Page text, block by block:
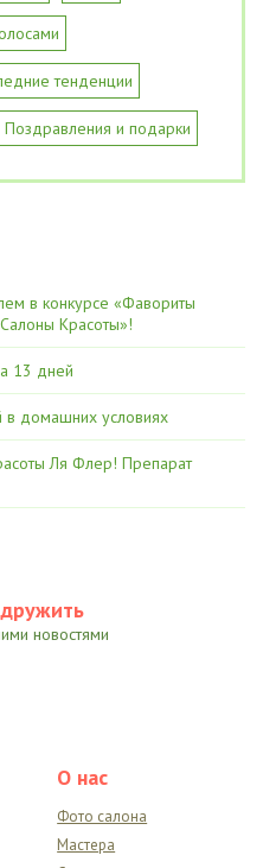
тенденции
Поздравления и подарки
в конкурсе «Фавориты
Красоты»!
13 дней
в домашних условиях
Ля Флер! Препарат
новостями
О нас
Фото салона
Мастера